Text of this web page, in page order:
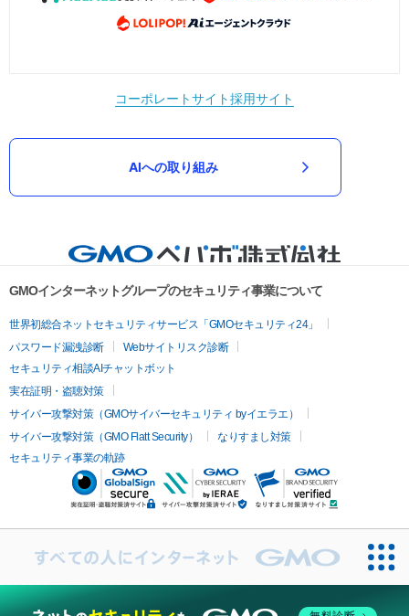
コーポレートサイト採用サイト
AIへの取り組み
GMOインターネットグループのセキュリティ事業について
世界初総合ネットセキュリティサービス「GMOセキュリティ24」
パスワード漏洩診断
Webサイトリスク診断
セキュリティ相談AIチャットボット
実在証明・盗聴対策
サイバー攻撃対策（GMOサイバーセキュリティ byイエラエ）
サイバー攻撃対策（GMO Flatt Security）
なりすまし対策
セキュリティ事業の軌跡